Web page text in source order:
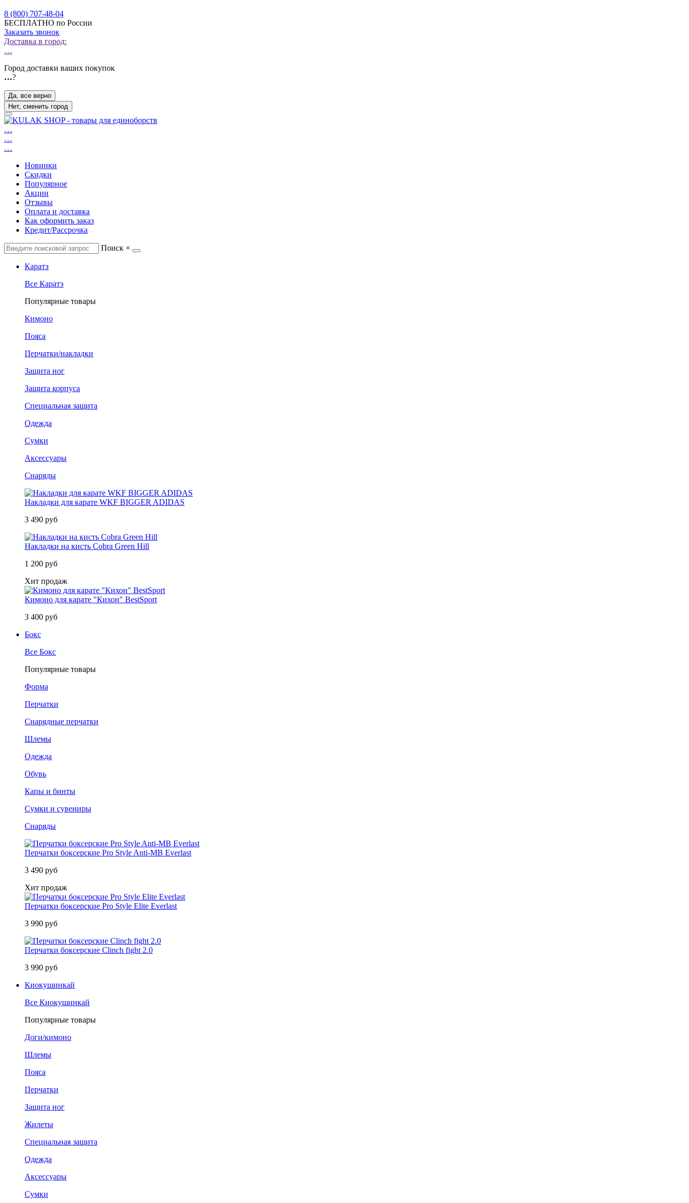
8 (800) 707-48-04
БЕСПЛАТНО по России
Заказать звонок
Доставка в город:
…
Город доставки ваших покупок
…?
Да, все верно
Нет, сменить город
…
…
…
Новинки
Скидки
Популярное
Акции
Отзывы
Оплата и доставка
Как оформить заказ
Кредит/Рассрочка
Поиск ×
Каратэ
Все Каратэ
Популярные товары
Кимоно
Пояса
Перчатки/накладки
Защита ног
Защита корпуса
Специальная защита
Одежда
Сумки
Аксессуары
Снаряды
Накладки для карате WKF BIGGER ADIDAS
3 490 руб
Накладки на кисть Cobra Green Hill
1 200 руб
Хит продаж
Кимоно для карате "Кихон" BestSport
3 400 руб
Бокс
Все Бокс
Популярные товары
Форма
Перчатки
Снарядные перчатки
Шлемы
Одежда
Обувь
Капы и бинты
Сумки и сувениры
Снаряды
Перчатки боксерские Pro Style Anti-MB Everlast
3 490 руб
Хит продаж
Перчатки боксерские Pro Style Elite Everlast
3 990 руб
Перчатки боксерские Clinch fight 2.0
3 990 руб
Киокушинкай
Все Киокушинкай
Популярные товары
Доги/кимоно
Шлемы
Пояса
Перчатки
Защита ног
Жилеты
Специальная защита
Одежда
Аксессуары
Сумки